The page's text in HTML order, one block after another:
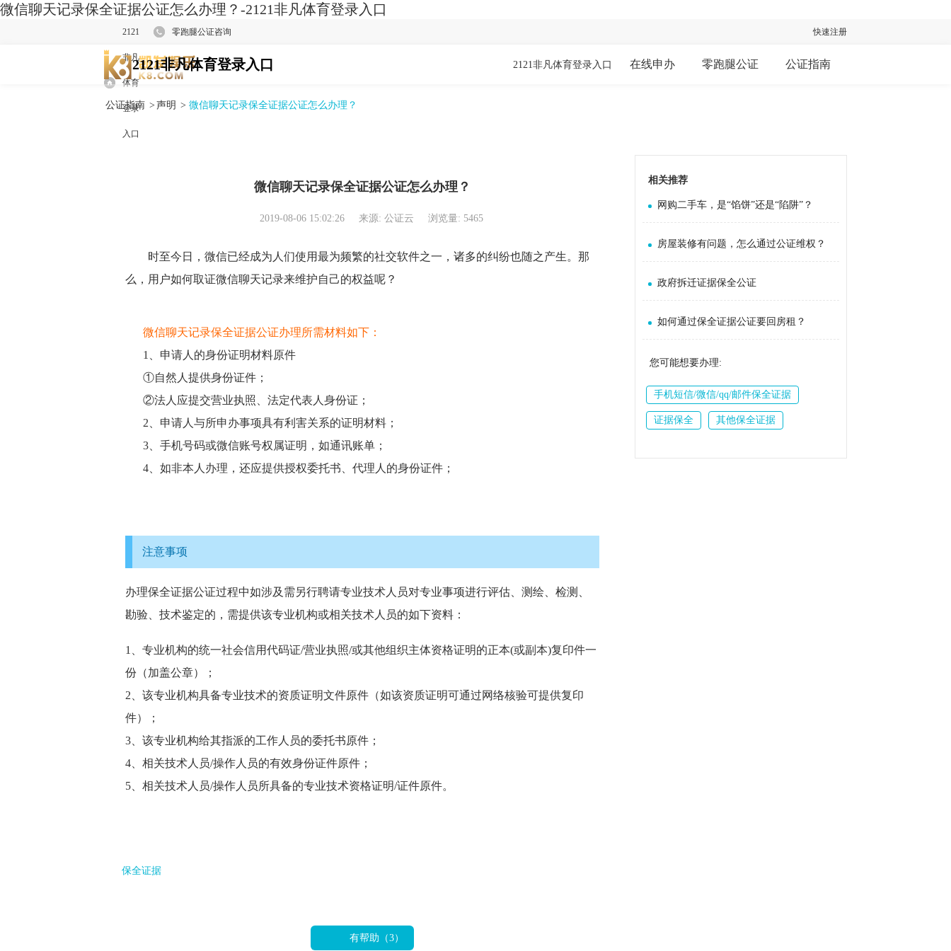
微信聊天记录保全证据公证怎么办理？-2121非凡体育登录入口
2121
非凡
体育
登录
入口
零跑腿公证咨询 快速注册
2121非凡体育登录入口 2121非凡体育登录入口 在线申办 零跑腿公证 公证指南
公证指南 > 声明 > 微信聊天记录保全证据公证怎么办理？
微信聊天记录保全证据公证怎么办理？
2019-08-06 15:02:26 来源: 公证云 浏览量: 5465
时至今日，微信已经成为人们使用最为频繁的社交软件之一，诸多的纠纷也随之产生。那
么，用户如何取证微信聊天记录来维护自己的权益呢？
微信聊天记录保全证据公证办理所需材料如下：
1、申请人的身份证明材料原件
①自然人提供身份证件；
②法人应提交营业执照、法定代表人身份证；
2、申请人与所申办事项具有利害关系的证明材料；
3、手机号码或微信账号权属证明，如通讯账单；
4、如非本人办理，还应提供授权委托书、代理人的身份证件；
注意事项
办理保全证据公证过程中如涉及需另行聘请专业技术人员对专业事项进行评估、测绘、检测、
勘验、技术鉴定的，需提供该专业机构或相关技术人员的如下资料：
1、专业机构的统一社会信用代码证/营业执照/或其他组织主体资格证明的正本(或副本)复印件一
份（加盖公章）；
2、该专业机构具备专业技术的资质证明文件原件（如该资质证明可通过网络核验可提供复印
件）；
3、该专业机构给其指派的工作人员的委托书原件；
4、相关技术人员/操作人员的有效身份证件原件；
5、相关技术人员/操作人员所具备的专业技术资格证明/证件原件。
保全证据
相关推荐
网购二手车，是“馅饼”还是“陷阱”？
房屋装修有问题，怎么通过公证维权？
政府拆迁证据保全公证
如何通过保全证据公证要回房租？
您可能想要办理:
手机短信/微信/qq/邮件保全证据
证据保全 其他保全证据
有帮助（3）